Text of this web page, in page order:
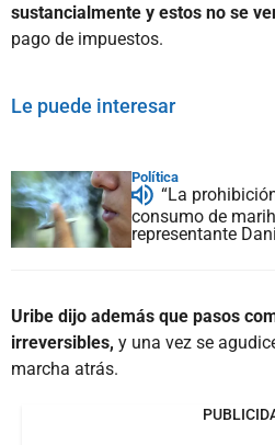
sustancialmente y estos no se
pago de impuestos.
Le puede interesar
Política
“La
consumo de
representante
Uribe dijo además que pasos
irreversibles, y una vez se
marcha atrás.